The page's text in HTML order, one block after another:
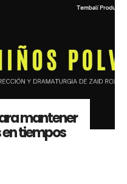
mantener
en tiempos